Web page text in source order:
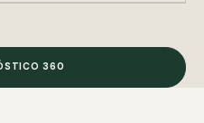
360